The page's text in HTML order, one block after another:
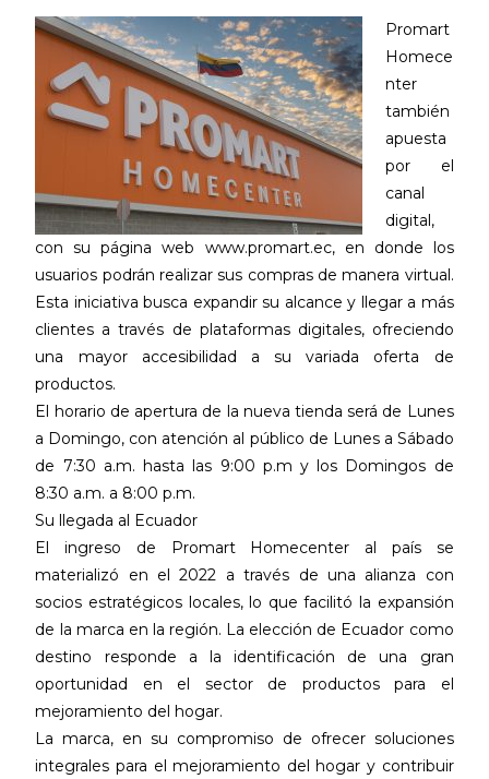
Promart
Homece
nter
también
apuesta
por el
canal
digital,
con su página web www.promart.ec, en donde los
usuarios podrán realizar sus compras de manera virtual.
Esta iniciativa busca expandir su alcance y llegar a más
clientes a través de plataformas digitales, ofreciendo
una mayor accesibilidad a su variada oferta de
productos.
El horario de apertura de la nueva tienda será de Lunes
a Domingo, con atención al público de Lunes a Sábado
de 7:30 a.m. hasta las 9:00 p.m y los Domingos de
8:30 a.m. a 8:00 p.m.
Su llegada al Ecuador
El ingreso de Promart Homecenter al país se
materializó en el 2022 a través de una alianza con
socios estratégicos locales, lo que facilitó la expansión
de la marca en la región. La elección de Ecuador como
destino responde a la identificación de una gran
oportunidad en el sector de productos para el
mejoramiento del hogar.
La marca, en su compromiso de ofrecer soluciones
integrales para el mejoramiento del hogar y contribuir